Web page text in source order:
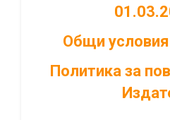
Общи
Политика за